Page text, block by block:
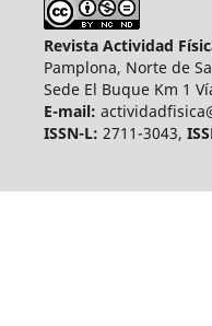
Revista Actividad
Pamplona, Norte de
Sede El Buque Km 1
E-mail:
ISSN-L: 2711-3043,